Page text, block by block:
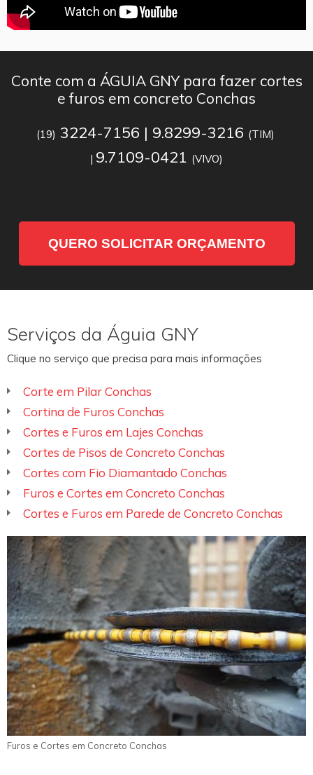
Conte com a ÁGUIA GNY para fazer cortes
e furos em concreto Conchas
(19) 3224-7156 | 9.8299-3216 (TIM)
| 9.7109-0421 (VIVO)
QUERO SOLICITAR ORÇAMENTO
Serviços da Águia GNY
Clique no serviço que precisa para mais informações
Corte em Pilar Conchas
Cortina de Furos Conchas
Cortes e Furos em Lajes Conchas
Cortes de Pisos de Concreto Conchas
Cortes com Fio Diamantado Conchas
Furos e Cortes em Concreto Conchas
Cortes e Furos em Parede de Concreto Conchas
Furos e Cortes em Concreto Conchas